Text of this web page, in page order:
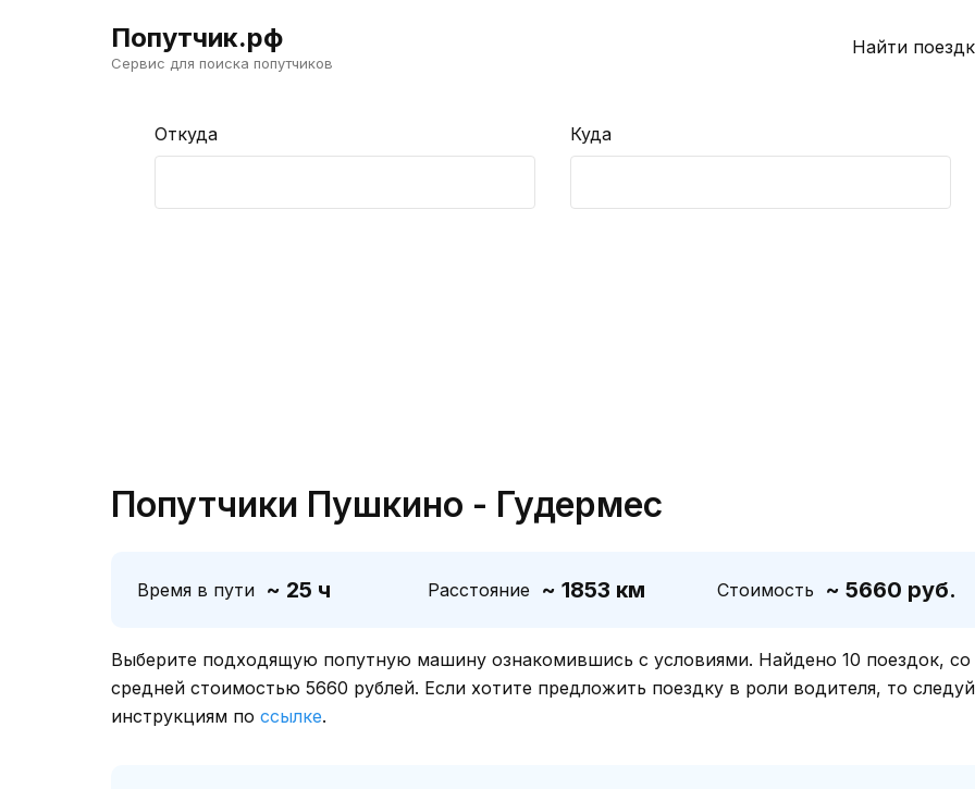
Попутчик.рф
Сервис для поиска попутчиков
Найти
Откуда Куда
Попутчики Пушкино - Гудермес
Время в пути ~ 25 ч Расстояние ~ 1853 км Стоимость ~ 5660 руб.
Выберите подходящую попутную машину ознакомившись с условиями. Найдено 10 поездок, со
средней стоимостью 5660 рублей. Если хотите предложить поездку в роли водителя, то
инструкциям по ссылке.